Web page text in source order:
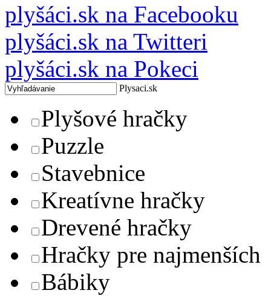
plyšáci.sk na Facebooku
plyšáci.sk na Twitteri
plyšáci.sk na Pokeci
Plysaci.sk
Plyšové hračky
Puzzle
Stavebnice
Kreatívne hračky
Drevené hračky
Hračky pre najmenších
Bábiky